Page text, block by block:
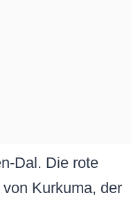
Dal. Die rote
Kurkuma, der